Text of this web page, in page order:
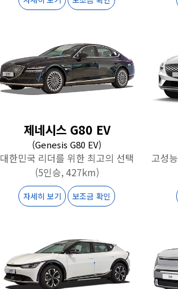
제네시스 G80 EV
(Genesis G80 EV)
대한민국 리더를 위한 최고의 선택
(5인승, 427km)
자세히 보기 보조금 확인
고성